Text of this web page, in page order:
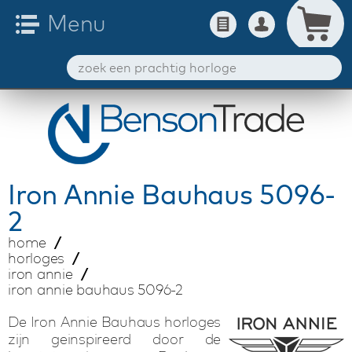
Iron Annie Bauhaus 5096-
2
home
horloges
iron annie
iron annie bauhaus 5096-2
De Iron Annie Bauhaus horloges
zijn geinspireerd door de